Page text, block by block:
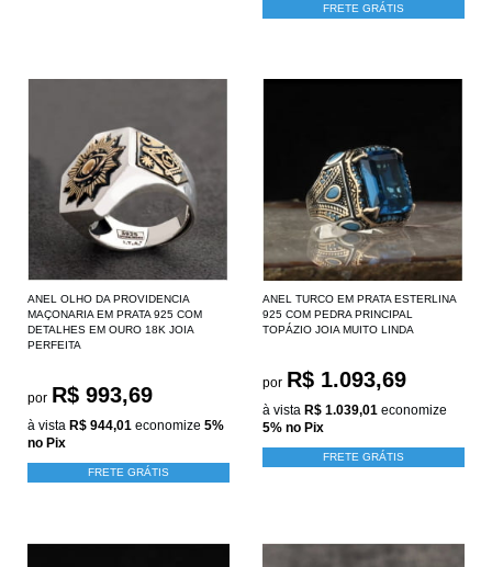
FRETE GRÁTIS
ANEL OLHO DA PROVIDENCIA
MAÇONARIA EM PRATA 925 COM
DETALHES EM OURO 18K JOIA
PERFEITA
por R$ 993,69
à vista R$ 944,01 economize 5%
no Pix
FRETE GRÁTIS
ANEL TURCO EM PRATA ESTERLINA
925 COM PEDRA PRINCIPAL
TOPÁZIO JOIA MUITO LINDA
por R$ 1.093,69
à vista R$ 1.039,01 economize
5% no Pix
FRETE GRÁTIS